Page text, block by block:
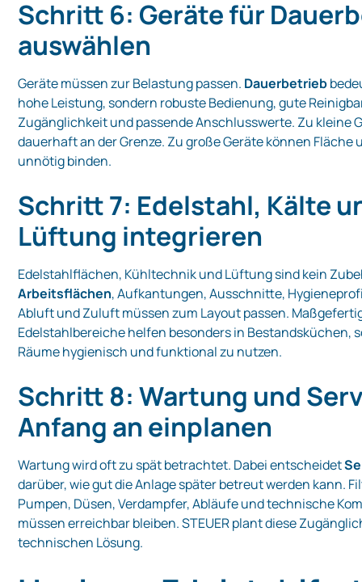
Schritt 6: Geräte für
auswählen
Geräte müssen zur Belastung passen. Dauerbetrieb
hohe Leistung, sondern robuste Bedienung, gute
Zugänglichkeit und passende Anschlusswerte. Zu kleine
dauerhaft an der Grenze. Zu große Geräte können Fläche
unnötig binden.
Schritt 7: Edelstahl, Kälte
Lüftung integrieren
Edelstahlflächen, Kühltechnik und Lüftung sind kein
Arbeitsflächen, Aufkantungen, Ausschnitte,
Abluft und Zuluft müssen zum Layout passen.
Edelstahlbereiche helfen besonders in Bestandsküchen,
Räume hygienisch und funktional zu nutzen.
Schritt 8: Wartung und
Anfang an einplanen
Wartung wird oft zu spät betrachtet. Dabei entscheidet
darüber, wie gut die Anlage später betreut werden kann.
Pumpen, Düsen, Verdampfer, Abläufe und technische
müssen erreichbar bleiben. STEUER plant diese
technischen Lösung.